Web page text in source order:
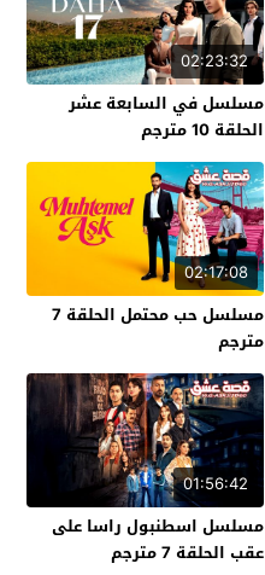
02:23:32
مسلسل في السابعة عشر
الحلقة 10 مترجم
02:17:08
مسلسل حب محتمل الحلقة 7
مترجم
01:56:42
مسلسل اسطنبول راسا على
عقب الحلقة 7 مترجم